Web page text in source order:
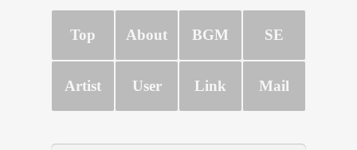
Top About BGM SE
Artist User Link Mail